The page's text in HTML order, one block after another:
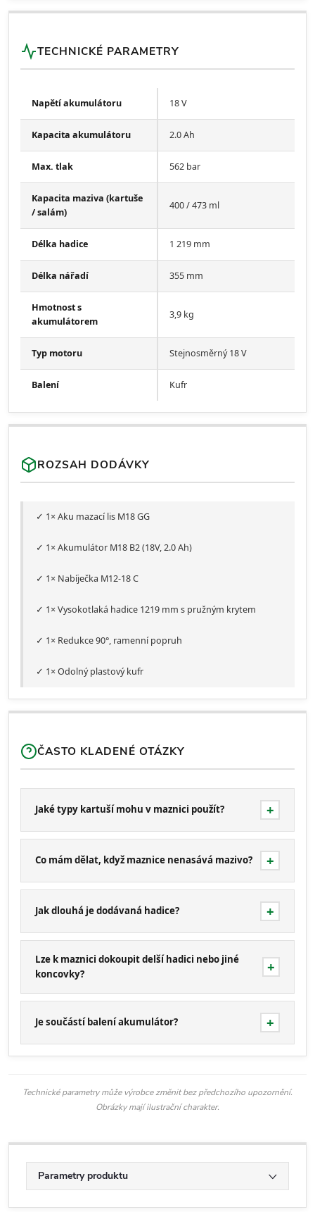
TECHNICKÉ PARAMETRY
Napětí akumulátoru 18 V
Kapacita akumulátoru 2.0 Ah
Max. tlak 562 bar
Kapacita maziva (kartuše
/ salám)
400 / 473 ml
Délka hadice 1 219 mm
Délka nářadí 355 mm
Hmotnost s
akumulátorem
3,9 kg
Typ motoru Stejnosměrný 18 V
Balení Kufr
ROZSAH DODÁVKY
✓ 1× Aku mazací lis M18 GG
✓ 1× Akumulátor M18 B2 (18V, 2.0 Ah)
✓ 1× Nabíječka M12-18 C
✓ 1× Vysokotlaká hadice 1219 mm s pružným krytem
✓ 1× Redukce 90°, ramenní popruh
✓ 1× Odolný plastový kufr
ČASTO KLADENÉ OTÁZKY
Jaké typy kartuší mohu v maznici použít?
Co mám dělat, když maznice nenasává mazivo?
Jak dlouhá je dodávaná hadice?
Lze k maznici dokoupit delší hadici nebo jiné
koncovky?
Je součástí balení akumulátor?
Technické parametry může výrobce změnit bez předchozího upozornění.
Obrázky mají ilustrační charakter.
Parametry produktu